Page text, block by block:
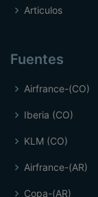
Articulos
Fuentes
Airfrance-(CO)
Iberia (CO)
KLM (CO)
Airfrance-(AR)
Copa-(AR)